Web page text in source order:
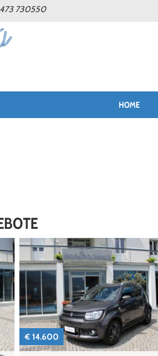
730550
HOME
€ 14.600